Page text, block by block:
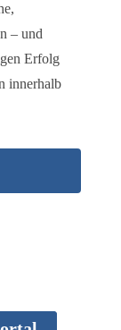
– und
Erfolg
innerhalb